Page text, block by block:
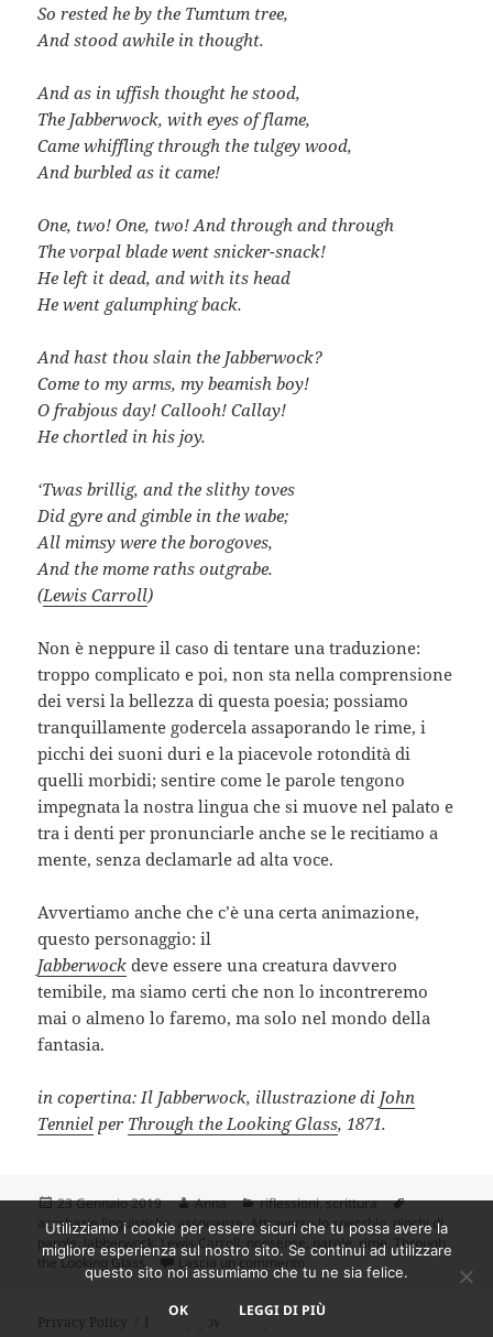
So rested he by the Tumtum tree,
And stood awhile in thought.
And as in uffish thought he stood,
The Jabberwock, with eyes of flame,
Came whiffling through the tulgey wood,
And burbled as it came!
One, two! One, two! And through and through
The vorpal blade went snicker-snack!
He left it dead, and with its head
He went galumphing back.
And hast thou slain the Jabberwock?
Come to my arms, my beamish boy!
O frabjous day! Callooh! Callay!
He chortled in his joy.
‘Twas brillig, and the slithy toves
Did gyre and gimble in the wabe;
All mimsy were the borogoves,
And the mome raths outgrabe.
(Lewis Carroll)
Non è neppure il caso di tentare una traduzione:
troppo complicato e poi, non sta nella comprensione
dei versi la bellezza di questa poesia; possiamo
tranquillamente godercela assaporando le rime, i
picchi dei suoni duri e la piacevole rotondità di
quelli morbidi; sentire come le parole tengono
impegnata la nostra lingua che si muove nel palato e
tra i denti per pronunciarle anche se le recitiamo a
mente, senza declamarle ad alta voce.
Avvertiamo anche che c’è una certa animazione,
questo personaggio: il
Jabberwock deve essere una creatura davvero
temibile, ma siamo certi che non lo incontreremo
mai o almeno lo faremo, ma solo nel mondo della
fantasia.
in copertina: Il Jabberwock, illustrazione di John
Tenniel per Through the Looking Glass, 1871.
Scritto
il
23 Gennaio 2019 Autore
Anna Categorie
riflessioni,scrittura
Tag
acrobazie linguistiche,assonanze,Attraverso lo specchio, giochi di
parole, Jabberwock, Lewis Carroll, nonsense, parole, rime, Through
the Looking Glass
Lascia un commentosu Il fascino dei nonsense tra
Privacy Policy Proudly powered by WordPress
Utilizziamo i cookie per essere sicuri che tu possa avere la
migliore esperienza sul nostro sito. Se continui ad utilizzare
questo sito noi assumiamo che tu ne sia felice.
OK LEGGI DI PIÙ